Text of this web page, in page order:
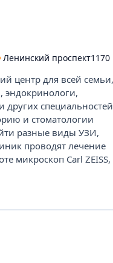
Ленинский проспект1170
центр для всей
эндокринологи,
других
и стоматологии
разные виды УЗИ,
проводят лечение
микроскоп Carl ZEISS,